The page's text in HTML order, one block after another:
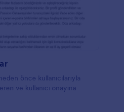
önce kullanıcılarıyla
ve kullanıcı onayına